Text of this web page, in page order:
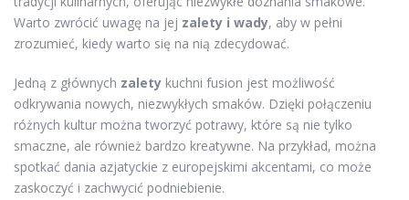
Warto zwrócić uwagę na jej zalety i wady, aby w pełni
zrozumieć, kiedy warto się na nią zdecydować.
Jedną z głównych zalety kuchni fusion jest możliwość
odkrywania nowych, niezwykłych smaków. Dzięki połączeniu
różnych kultur można tworzyć potrawy, które są nie tylko
smaczne, ale również bardzo kreatywne. Na przykład, można
spotkać dania azjatyckie z europejskimi akcentami, co może
zaskoczyć i zachwycić podniebienie.